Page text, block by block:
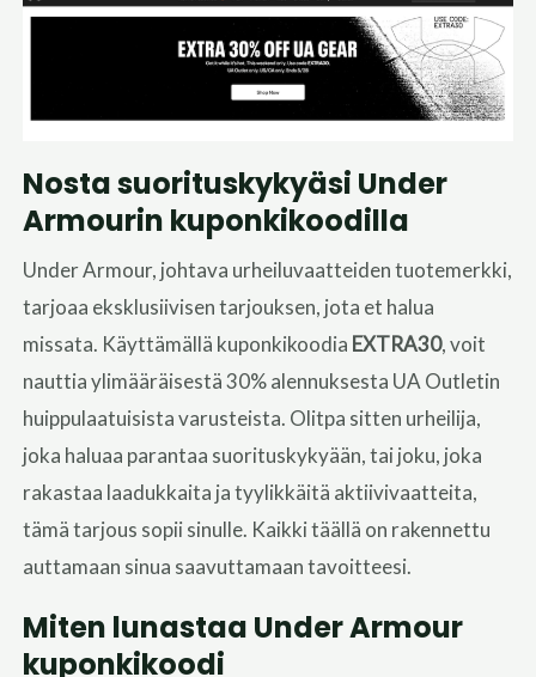
Nosta suorituskykyäsi Under
Armourin kuponkikoodilla
Under Armour, johtava urheiluvaatteiden tuotemerkki,
tarjoaa eksklusiivisen tarjouksen, jota et halua
missata. Käyttämällä kuponkikoodia EXTRA30, voit
nauttia ylimääräisestä 30% alennuksesta UA Outletin
huippulaatuisista varusteista. Olitpa sitten urheilija,
joka haluaa parantaa suorituskykyään, tai joku, joka
rakastaa laadukkaita ja tyylikkäitä aktiivivaatteita,
tämä tarjous sopii sinulle. Kaikki täällä on rakennettu
auttamaan sinua saavuttamaan tavoitteesi.
Miten lunastaa Under Armour
kuponkikoodi